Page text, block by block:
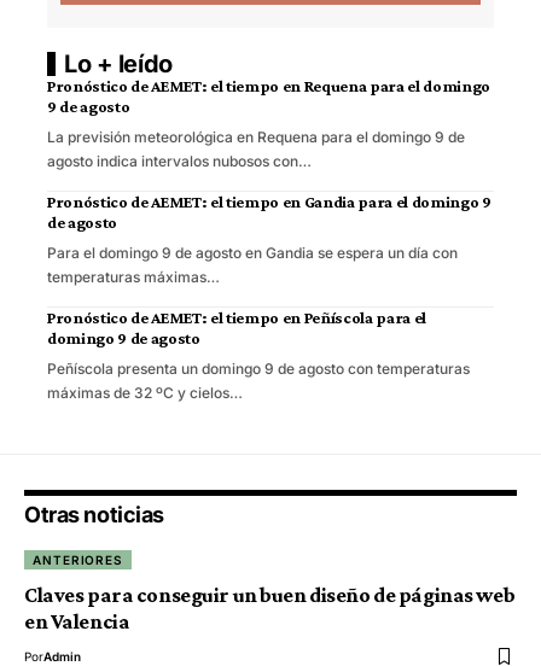
Lo + leído
Pronóstico de AEMET: el tiempo en Requena para el domingo
9 de agosto
La previsión meteorológica en Requena para el domingo 9 de
agosto indica intervalos nubosos con…
Pronóstico de AEMET: el tiempo en Gandia para el domingo 9
de agosto
Para el domingo 9 de agosto en Gandia se espera un día con
temperaturas máximas…
Pronóstico de AEMET: el tiempo en Peñíscola para el
domingo 9 de agosto
Peñíscola presenta un domingo 9 de agosto con temperaturas
máximas de 32 ºC y cielos…
Otras noticias
ANTERIORES
Claves para conseguir un buen diseño de páginas web
en Valencia
PorAdmin